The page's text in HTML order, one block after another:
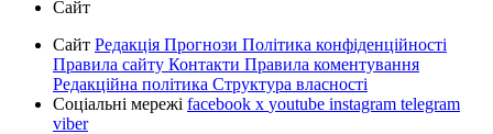
Сайт
Сайт Редакція Прогнози Політика конфіденційності
Правила сайту Контакти Правила коментування
Редакційна політика Структура власності
Соціальні мережі facebook x youtube instagram telegram
viber